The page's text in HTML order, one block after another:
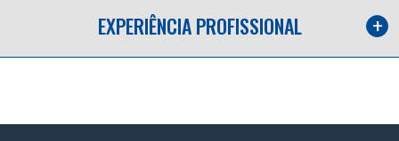
EXPERIÊNCIA PROFISSIONAL